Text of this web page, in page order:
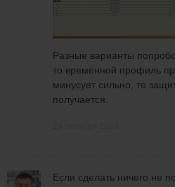
Разные варианты
то временной профиль
минусует сильно, то
получается.
Если сделать ничего не